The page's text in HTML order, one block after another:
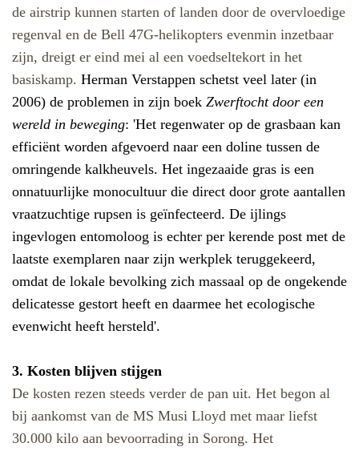
de airstrip kunnen starten of landen door de overvloedige
regenval en de Bell 47G-helikopters evenmin inzetbaar
zijn, dreigt er eind mei al een voedseltekort in het
basiskamp. Herman Verstappen schetst veel later (in
2006) de problemen in zijn boek Zwerftocht door een
wereld in beweging: 'Het regenwater op de grasbaan kan
efficiënt worden afgevoerd naar een doline tussen de
omringende kalkheuvels. Het ingezaaide gras is een
onnatuurlijke monocultuur die direct door grote aantallen
vraatzuchtige rupsen is geïnfecteerd. De ijlings
ingevlogen entomoloog is echter per kerende post met de
laatste exemplaren naar zijn werkplek teruggekeerd,
omdat de lokale bevolking zich massaal op de ongekende
delicatesse gestort heeft en daarmee het ecologische
evenwicht heeft hersteld'.
3. Kosten blijven stijgen
De kosten rezen steeds verder de pan uit. Het begon al
bij aankomst van de MS Musi Lloyd met maar liefst
30.000 kilo aan bevoorrading in Sorong. Het